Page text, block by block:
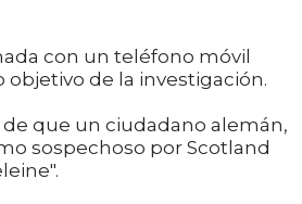
con un teléfono móvil
de la investigación.
que un ciudadano alemán,
sospechoso por Scotland